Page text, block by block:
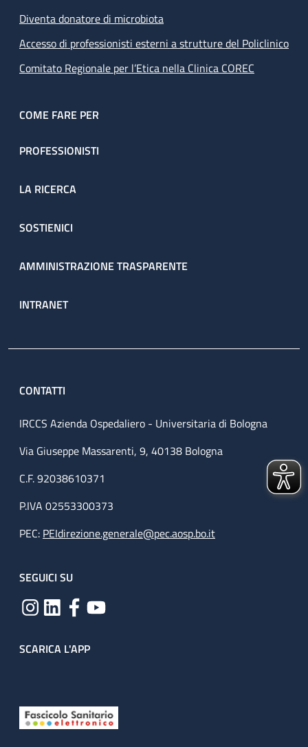
Diventa donatore di microbiota
Accesso di professionisti esterni a strutture del Policlinico
Comitato Regionale per l’Etica nella Clinica COREC
COME FARE PER
PROFESSIONISTI
LA RICERCA
SOSTIENICI
AMMINISTRAZIONE TRASPARENTE
INTRANET
CONTATTI
IRCCS Azienda Ospedaliero - Universitaria di Bologna
Via Giuseppe Massarenti, 9, 40138 Bologna
C.F. 92038610371
P.IVA 02553300373
PEC: PEIdirezione.generale@pec.aosp.bo.it
SEGUICI SU
SCARICA L'APP